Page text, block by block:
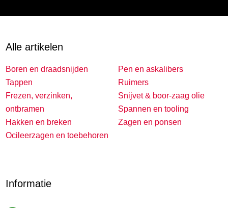
Alle artikelen
Boren en draadsnijden
Tappen
Frezen, verzinken,
ontbramen
Hakken en breken
Ocileerzagen en toebehoren
Pen en askalibers
Ruimers
Snijvet & boor-zaag olie
Spannen en tooling
Zagen en ponsen
Informatie